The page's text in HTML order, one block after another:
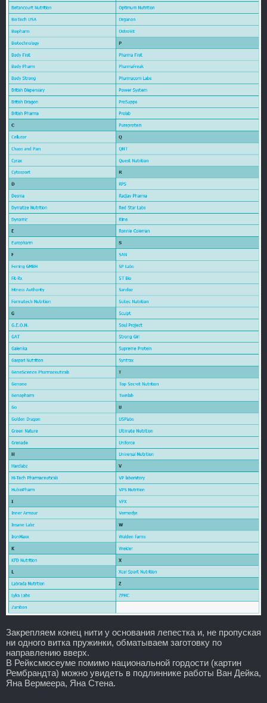
Закрепляем конец нити у основания лепестка и, не пропуская
ни одного витка пружинки, обматываем заготовку по
направлению вверх.
В Рейксмюсеуме помимо национальной гордости (картин
Рембрандта) можно увидеть в подлиннике работы Ван Дейка,
Яна Вермеера, Яна Стена.